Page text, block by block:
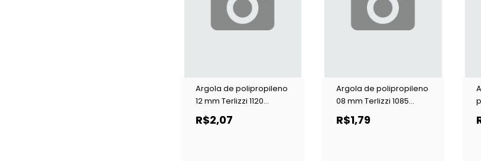
Argola de polipropileno
12 mm Terlizzi 1120
branca c/ 100 un
R$2,07
Argola de polipropileno
08 mm Terlizzi 1085
preta c/ 100 un
R$1,79